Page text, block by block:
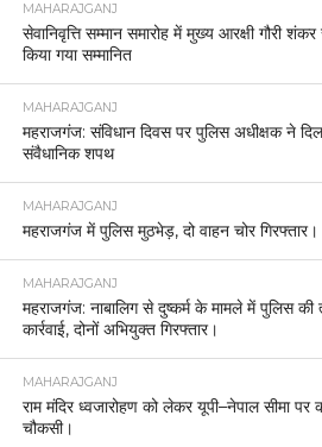
MAHARAJGANJ
सेवानिवृत्ति सम्मान समारोह में मुख्य आरक्षी गौरी शंकर
किया गया सम्मानित
MAHARAJGANJ
महराजगंज: संविधान दिवस पर पुलिस अधीक्षक ने
संवैधानिक शपथ
MAHARAJGANJ
महराजगंज में पुलिस मुठभेड़, दो वाहन चोर गिरफ्तार।
MAHARAJGANJ
महराजगंज: नाबालिग से दुष्कर्म के मामले में पुलिस की
कार्रवाई, दोनों अभियुक्त गिरफ्तार।
MAHARAJGANJ
राम मंदिर ध्वजारोहण को लेकर यूपी–नेपाल सीमा पर
चौकसी।